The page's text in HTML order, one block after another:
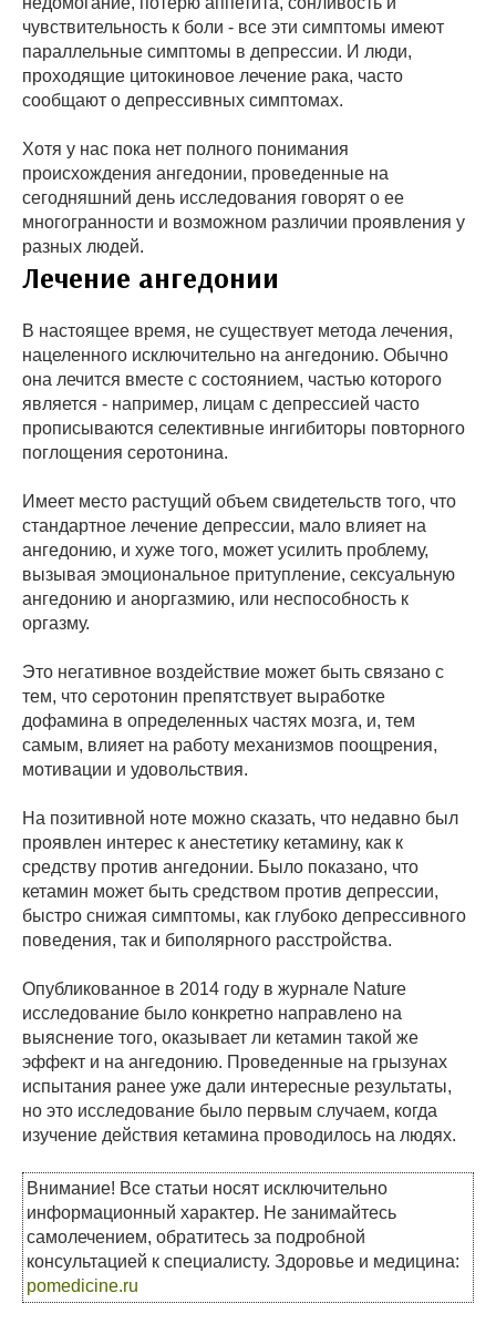
чувствительность к боли - все эти симптомы имеют
параллельные симптомы в депрессии. И люди,
проходящие цитокиновое лечение рака, часто
сообщают о депрессивных симптомах.
Хотя у нас пока нет полного понимания
происхождения ангедонии, проведенные на
сегодняшний день исследования говорят о ее
многогранности и возможном различии проявления у
разных людей.
Лечение ангедонии
В настоящее время, не существует метода лечения,
нацеленного исключительно на ангедонию. Обычно
она лечится вместе с состоянием, частью которого
является - например, лицам с депрессией часто
прописываются селективные ингибиторы повторного
поглощения серотонина.
Имеет место растущий объем свидетельств того, что
стандартное лечение депрессии, мало влияет на
ангедонию, и хуже того, может усилить проблему,
вызывая эмоциональное притупление, сексуальную
ангедонию и аноргазмию, или неспособность к
оргазму.
Это негативное воздействие может быть связано с
тем, что серотонин препятствует выработке
дофамина в определенных частях мозга, и, тем
самым, влияет на работу механизмов поощрения,
мотивации и удовольствия.
На позитивной ноте можно сказать, что недавно был
проявлен интерес к анестетику кетамину, как к
средству против ангедонии. Было показано, что
кетамин может быть средством против депрессии,
быстро снижая симптомы, как глубоко депрессивного
поведения, так и биполярного расстройства.
Опубликованное в 2014 году в журнале Nature
исследование было конкретно направлено на
выяснение того, оказывает ли кетамин такой же
эффект и на ангедонию. Проведенные на грызунах
испытания ранее уже дали интересные результаты,
но это исследование было первым случаем, когда
изучение действия кетамина проводилось на людях.
Внимание! Все статьи носят исключительно
информационный характер. Не занимайтесь
самолечением, обратитесь за подробной
консультацией к специалисту. Здоровье и медицина:
pomedicine.ru